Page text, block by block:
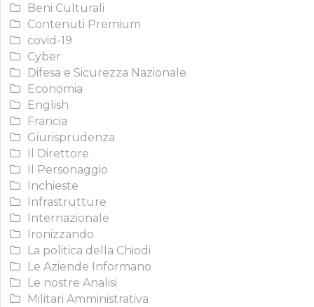
Beni Culturali
Contenuti Premium
covid-19
Cyber
Difesa e Sicurezza Nazionale
Economia
English
Francia
Giurisprudenza
Il Direttore
Il Personaggio
Inchieste
Infrastrutture
Internazionale
Ironizzando
La politica della Chiodi
Le Aziende Informano
Le nostre Analisi
Militari Amministrativa